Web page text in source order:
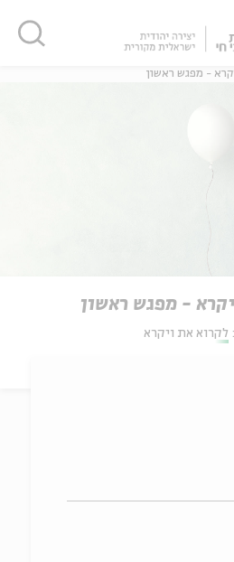
- מפגש ראשון
- מפגש ראשון
לקרוא את ויקרא